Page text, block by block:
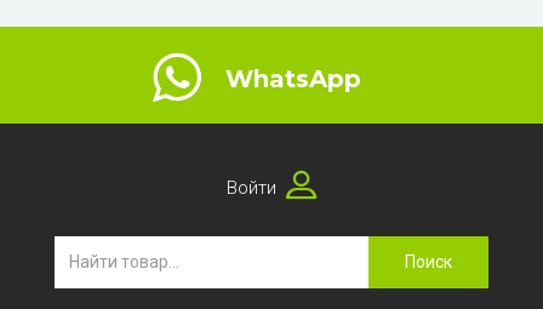
WhatsApp
Войти
Поиск